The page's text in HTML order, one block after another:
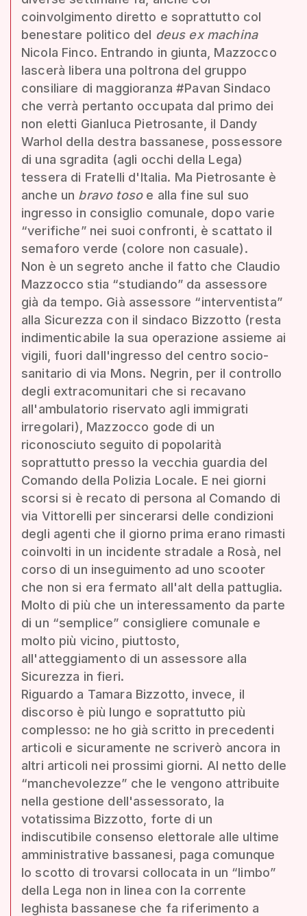
coinvolgimento diretto e soprattutto col
benestare politico del deus ex machina
Nicola Finco. Entrando in giunta, Mazzocco
lascerà libera una poltrona del gruppo
consiliare di maggioranza #Pavan Sindaco
che verrà pertanto occupata dal primo dei
non eletti Gianluca Pietrosante, il Dandy
Warhol della destra bassanese, possessore
di una sgradita (agli occhi della Lega)
tessera di Fratelli d'Italia. Ma Pietrosante è
anche un bravo tosoe alla fine sul suo
ingresso in consiglio comunale, dopo varie
“verifiche” nei suoi confronti, è scattato il
semaforo verde (colore non casuale).
Non è un segreto anche il fatto che Claudio
Mazzocco stia “studiando” da assessore
già da tempo. Già assessore “interventista”
alla Sicurezza con il sindaco Bizzotto (resta
indimenticabile la sua operazione assieme ai
vigili, fuori dall'ingresso del centro socio-
sanitario di via Mons. Negrin, per il controllo
degli extracomunitari che si recavano
all'ambulatorio riservato agli immigrati
irregolari), Mazzocco gode di un
riconosciuto seguito di popolarità
soprattutto presso la vecchia guardia del
Comando della Polizia Locale. E nei giorni
scorsi si è recato di persona al Comando di
via Vittorelli per sincerarsi delle condizioni
degli agenti che il giorno prima erano rimasti
coinvolti in un incidente stradale a Rosà, nel
corso di un inseguimento ad uno scooter
che non si era fermato all'alt della pattuglia.
Molto di più che un interessamento da parte
di un “semplice” consigliere comunale e
molto più vicino, piuttosto,
all'atteggiamento di un assessore alla
Sicurezza in fieri.
Riguardo a Tamara Bizzotto, invece, il
discorso è più lungo e soprattutto più
complesso: ne ho già scritto in precedenti
articoli e sicuramente ne scriverò ancora in
altri articoli nei prossimi giorni. Al netto delle
“manchevolezze” che le vengono attribuite
nella gestione dell'assessorato, la
votatissima Bizzotto, forte di un
indiscutibile consenso elettorale alle ultime
amministrative bassanesi, paga comunque
lo scotto di trovarsi collocata in un “limbo”
della Lega non in linea con la corrente
leghista bassanese che fa riferimento a